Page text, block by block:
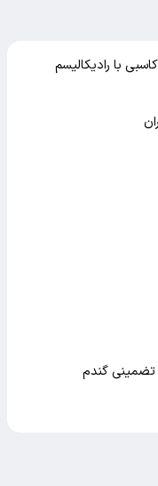
با رادیکالیسم
گندم